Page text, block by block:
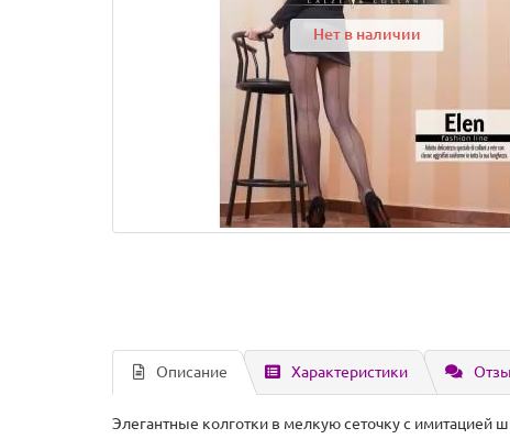
Нет в наличии
Описание Характеристики
Элегантные колготки в мелкую сеточку с имитацией